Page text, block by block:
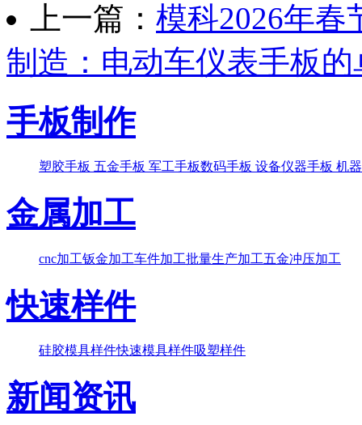
上一篇： 模科2026年春
制造：电动车仪表手板
手板制作
塑胶手板 五金手板 军工手板数码手板 设备仪器手板 机
金属加工
cnc加工钣金加工车件加工批量生产加工五金冲压加工
快速样件
硅胶模具样件快速模具样件吸塑样件
新闻资讯